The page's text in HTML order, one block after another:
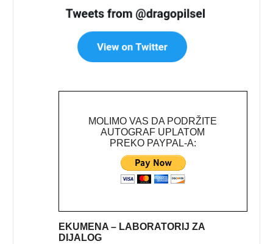
MOLIMO VAS DA PODRŽITE
AUTOGRAF UPLATOM
PREKO PAYPAL-A:
EKUMENA – LABORATORIJ ZA
DIJALOG